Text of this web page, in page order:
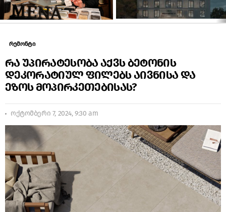
რემონტი
რა უპირატესობა აქვს ბეტონის
დეკორატიულ ფილებს აივნისა და
ეზოს მოპირკეთებისას?
ოქტომბერი 7, 2024, 9:30 am